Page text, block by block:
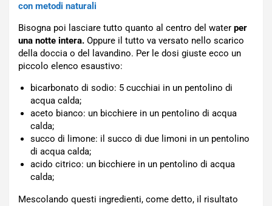
con metodi naturali
Bisogna poi lasciare tutto quanto al centro del water per
una notte intera. Oppure il tutto va versato nello scarico
della doccia o del lavandino. Per le dosi giuste ecco un
piccolo elenco esaustivo:
bicarbonato di sodio: 5 cucchiai in un pentolino di
acqua calda;
aceto bianco: un bicchiere in un pentolino di acqua
calda;
succo di limone: il succo di due limoni in un pentolino
di acqua calda;
acido citrico: un bicchiere in un pentolino di acqua
calda;
Mescolando questi ingredienti, come detto, il risultato